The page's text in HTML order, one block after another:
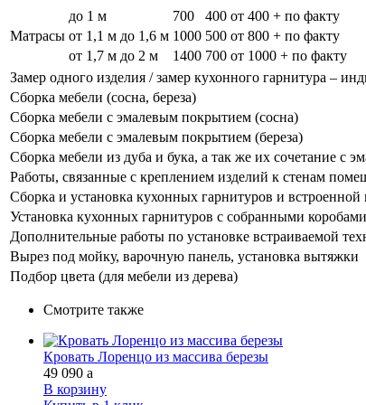
Матрасы
до 1 м 700 400 от 400 + по факту
от 1,1 м до 1,6 м 1000 500 от 800 + по факту
от 1,7 м до 2 м
1400 700 от 1000 + по факту
Замер одного изделия / замер кухонного гарнитура –
Сборка мебели (сосна, береза)
Сборка мебели с эмалевым покрытием (сосна)
Сборка мебели с эмалевым покрытием (береза)
Сборка мебели из дуба и бука, а так же их сочетание с
Работы, связанные с креплением изделий к стенам
Сборка и установка кухонных гарнитуров и
Установка кухонных гарнитуров с собранными коробами
Дополнительные работы по установке встраиваемой
Вырез под мойку, варочную панель, установка вытяжки
Подбор цвета (для мебели из дерева)
Смотрите также
Кровать Лоренцо из массива березы
49 090 a
В корзину